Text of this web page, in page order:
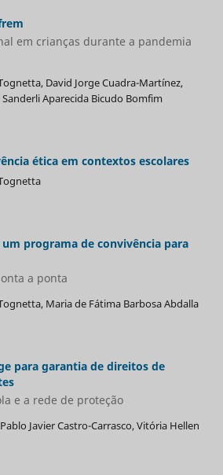
em crianças durante a pandemia
David Jorge Cuadra-Martínez,
Aparecida Bicudo Bomfim
ética em contextos escolares
programa de convivência para
a ponta
Maria de Fátima Barbosa Abdalla
para garantia de direitos de
e a rede de proteção
Javier Castro-Carrasco, Vitória Hellen